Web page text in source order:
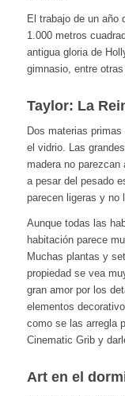
El trabajo de un año
1.000 metros
antigua gloria de
gimnasio, entre otras
Taylor: La
Dos materias
el vidrio. Las
madera no
a pesar del pesado
parecen ligeras y no
Aunque todas las
habitación parece
Muchas plantas y
propiedad se vea
gran amor por los
elementos
como se las arregla
Cinematic Grib y
Art en el